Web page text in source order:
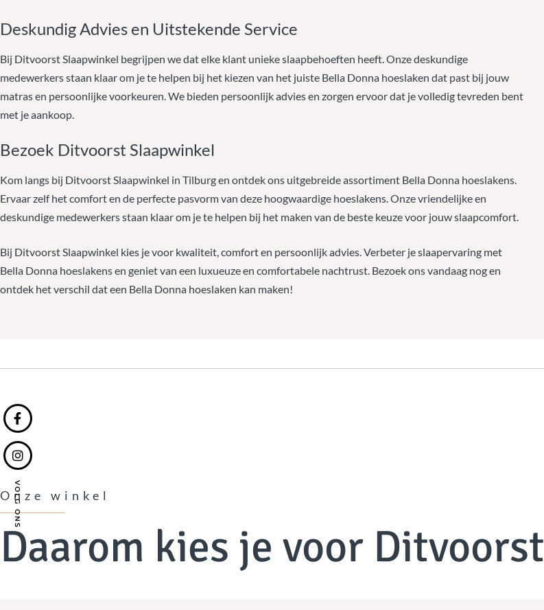
VOLG ONS
Deskundig Advies en Uitstekende Service
Bij Ditvoorst Slaapwinkel begrijpen we dat elke klant unieke slaapbehoeften heeft. Onze deskundige
medewerkers staan klaar om je te helpen bij het kiezen van het juiste Bella Donna hoeslaken dat past bij jouw
matras en persoonlijke voorkeuren. We bieden persoonlijk advies en zorgen ervoor dat je volledig tevreden bent
met je aankoop.
Bezoek Ditvoorst Slaapwinkel
Kom langs bij Ditvoorst Slaapwinkel in Tilburg en ontdek ons uitgebreide assortiment Bella Donna hoeslakens.
Ervaar zelf het comfort en de perfecte pasvorm van deze hoogwaardige hoeslakens. Onze vriendelijke en
deskundige medewerkers staan klaar om je te helpen bij het maken van de beste keuze voor jouw slaapcomfort.
Bij Ditvoorst Slaapwinkel kies je voor kwaliteit, comfort en persoonlijk advies. Verbeter je slaapervaring met
Bella Donna hoeslakens en geniet van een luxueuze en comfortabele nachtrust. Bezoek ons vandaag nog en
ontdek het verschil dat een Bella Donna hoeslaken kan maken!
Onze winkel
Daarom kies je voor Ditvoorst